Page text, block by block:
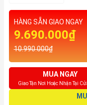
HÀNG SẴN GIAO NGAY
9.690.000₫
10.990.000₫
MUA NGAY
Giao Tận Nơi Hoặc Nhận Tại